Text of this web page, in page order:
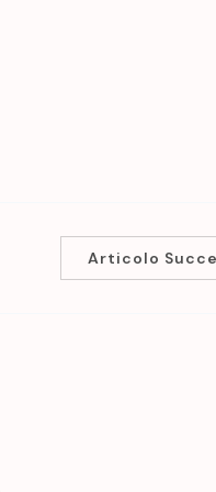
Articolo